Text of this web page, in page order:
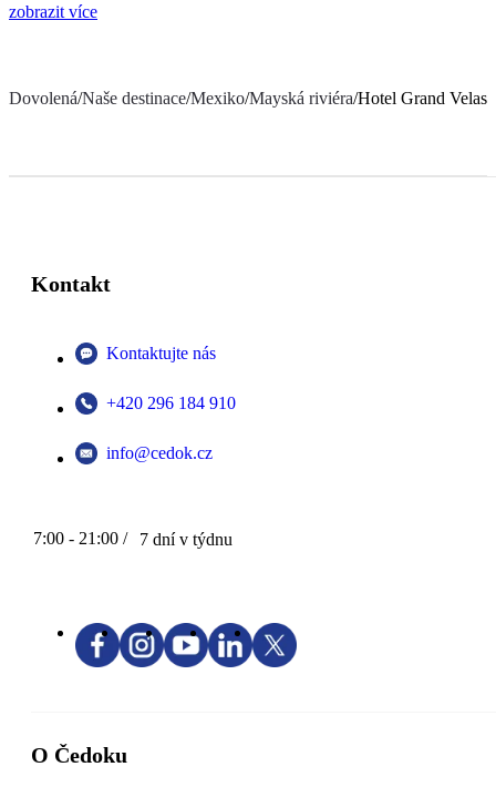
zobrazit více
Dovolená/Naše destinace/Mexiko/Mayská riviéra/Hotel Grand Velas
Kontakt
Kontaktujte nás
+420 296 184 910
info@cedok.cz
7:00 - 21:00 / 7 dní v týdnu
O Čedoku